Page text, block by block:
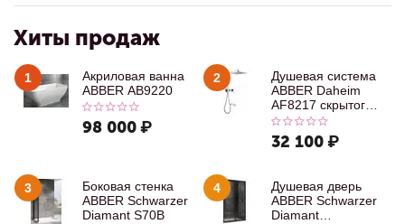
Хиты продаж
1
Акриловая ванна
ABBER AB9220
98 000 ₽
2
Душевая система
ABBER Daheim
AF8217 скрытого
монтажа с
изливом, хром
32 100 ₽
3
Боковая стенка
ABBER Schwarzer
Diamant S70B
4
Душевая дверь
ABBER Schwarzer
Diamant